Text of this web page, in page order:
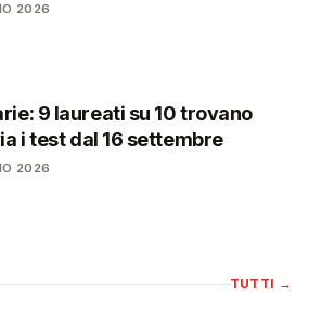
2026
9 laureati su 10 trovano
i test dal 16 settembre
2026
TUTTI →